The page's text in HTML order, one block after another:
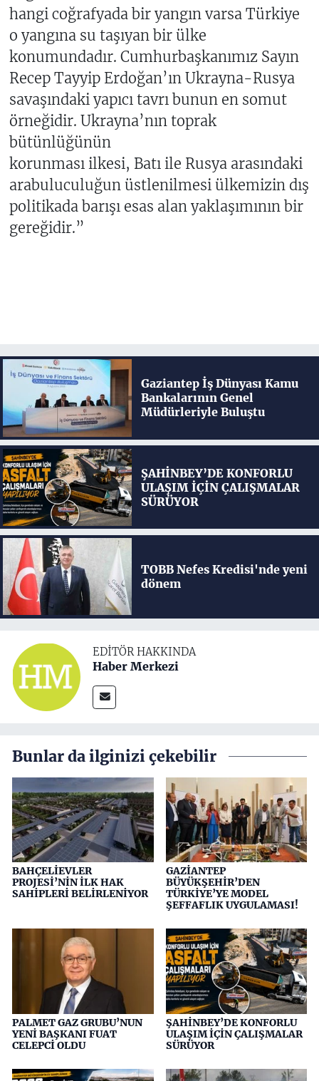
hangi coğrafyada bir yangın varsa Türkiye
o yangına su taşıyan bir ülke
konumundadır. Cumhurbaşkanımız Sayın
Recep Tayyip Erdoğan’ın Ukrayna-Rusya
savaşındaki yapıcı tavrı bunun en somut
örneğidir. Ukrayna’nın toprak
bütünlüğünün
korunması ilkesi, Batı ile Rusya arasındaki
arabuluculuğun üstlenilmesi ülkemizin dış
politikada barışı esas alan yaklaşımının bir
gereğidir.”
Gaziantep İş Dünyası Kamu
Bankalarının Genel
Müdürleriyle Buluştu
ŞAHİNBEY’DE KONFORLU
ULAŞIM İÇİN ÇALIŞMALAR
SÜRÜYOR
TOBB Nefes Kredisi'nde yeni
dönem
EDITÖR HAKKINDA
Haber Merkezi
Bunlar da ilginizi çekebilir
BAHÇELİEVLER
PROJESİ’NİN İLK HAK
SAHİPLERİ BELİRLENİYOR
GAZİANTEP
BÜYÜKŞEHİR’DEN
TÜRKİYE’YE MODEL
ŞEFFAFLIK UYGULAMASI!
PALMET GAZ GRUBU’NUN
YENİ BAŞKANI FUAT
CELEPCİ OLDU
ŞAHİNBEY’DE KONFORLU
ULAŞIM İÇİN ÇALIŞMALAR
SÜRÜYOR